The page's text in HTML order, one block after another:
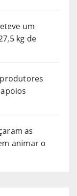
um
kg de
as
animar o